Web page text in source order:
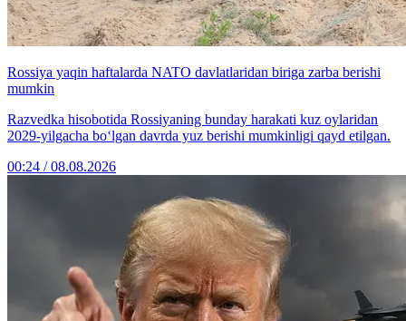
Rossiya yaqin haftalarda NATO davlatlaridan biriga zarba berishi
mumkin
Razvedka hisobotida Rossiyaning bunday harakati kuz oylaridan
2029-yilgacha bo‘lgan davrda yuz berishi mumkinligi qayd etilgan.
00:24 / 08.08.2026